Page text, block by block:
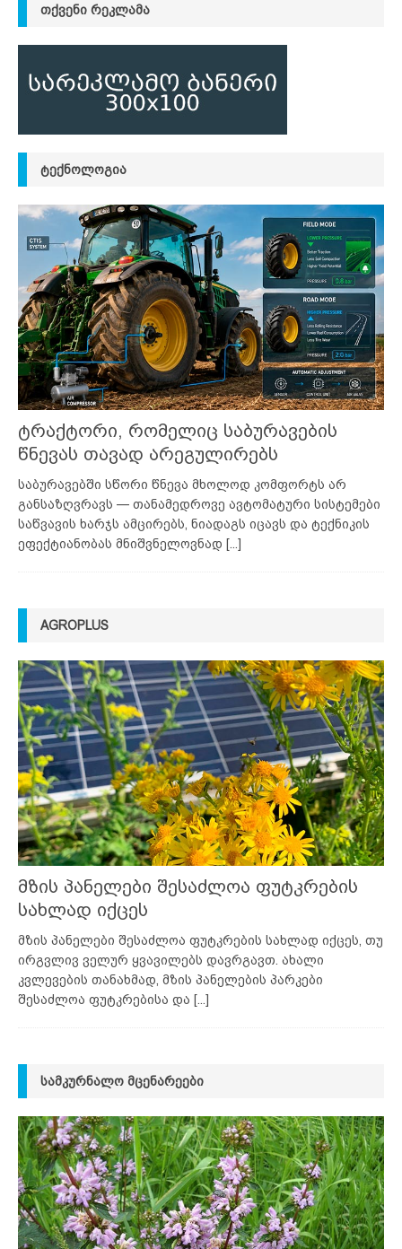
ᲗᲥᲕᲔᲜᲘ ᲠᲔᲙᲚᲐᲛᲐ
ᲢᲔᲥᲜᲝᲚᲝᲒᲘᲐ
ტრაქტორი, რომელიც საბურავების
წნევას თავად არეგულირებს
საბურავებში სწორი წნევა მხოლოდ კომფორტს არ
განსაზღვრავს — თანამედროვე ავტომატური სისტემები
საწვავის ხარჯს ამცირებს, ნიადაგს იცავს და ტექნიკის
ეფექტიანობას მნიშვნელოვნად [...]
AGROPLUS
მზის პანელები შესაძლოა ფუტკრების
სახლად იქცეს
მზის პანელები შესაძლოა ფუტკრების სახლად იქცეს, თუ
ირგვლივ ველურ ყვავილებს დავრგავთ. ახალი
კვლევების თანახმად, მზის პანელების პარკები
შესაძლოა ფუტკრებისა და [...]
ᲡᲐᲛᲙᲣᲠᲜᲐᲚᲝ ᲛᲪᲔᲜᲐᲠᲔᲔᲑᲘ